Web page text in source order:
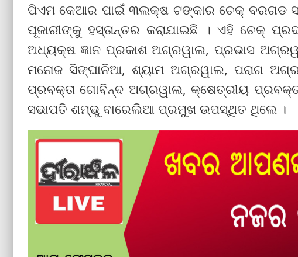
ପିଏମ କେଆର ପାଇଁ ୩ଲକ୍ଷ ଟଙ୍କାର ଚେକ୍ ବରଗଡ
ପୂଜାରୀଙ୍କୁ ହସ୍ତାନ୍ତର କରାଯାଇଛି । ଏହି ଚେକ୍
ଅଧ୍ୟକ୍ଷ ଜ୍ଞାନ ପ୍ରକାଶ ଅଗ୍ରୱାଲ, ପ୍ରଭାସ
ମନୋଜ ସିଙ୍ଘାନିଆ, ଶ୍ୟାମ ଅଗ୍ରୱାଲ, ପରାଗ
ପ୍ରବକ୍ତା ଗୋବିନ୍ଦ ଅଗ୍ରୱାଲ, କ୍ଷେତ୍ରୀୟ
ସଭାପତି ଶମ୍ଭୁ ବାରେଲିଆ ପ୍ରମୁଖ ଉପସ୍ଥିତ ଥିଲେ ।